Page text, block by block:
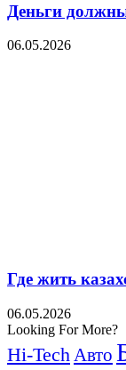
Деньги
06.05.2026
Где жить
06.05.2026
Looking For More?
Hi-Tech Авто